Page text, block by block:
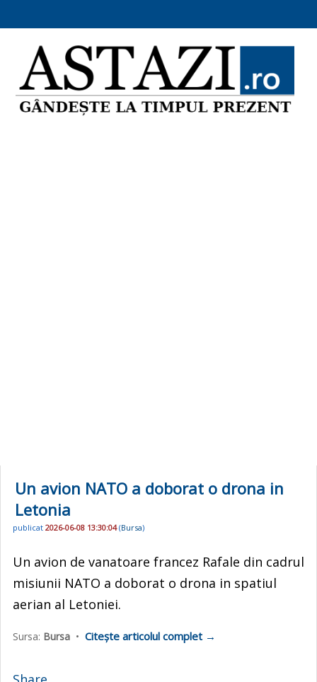
Un avion NATO a doborat o drona in
Letonia
publicat 2026-06-08 13:30:04(Bursa)
Un avion de vanatoare francez Rafale din cadrul
misiunii NATO a doborat o drona in spatiul
aerian al Letoniei.
Sursa: Bursa • Citește articolul complet →